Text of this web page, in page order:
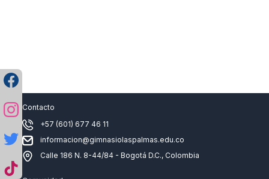
Contacto
+57 (601) 677 46 11
informacion@gimnasiolaspalmas.edu.co
Calle 186 N. 8-44/84 - Bogotá D.C., Colombia